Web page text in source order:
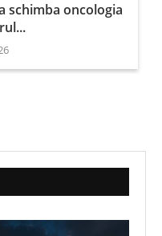
schimba oncologia